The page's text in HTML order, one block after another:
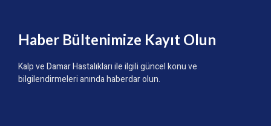
Haber Bültenimize Kayıt Olun
Kalp ve Damar Hastalıkları ile ilgili güncel konu ve
bilgilendirmeleri anında haberdar olun.